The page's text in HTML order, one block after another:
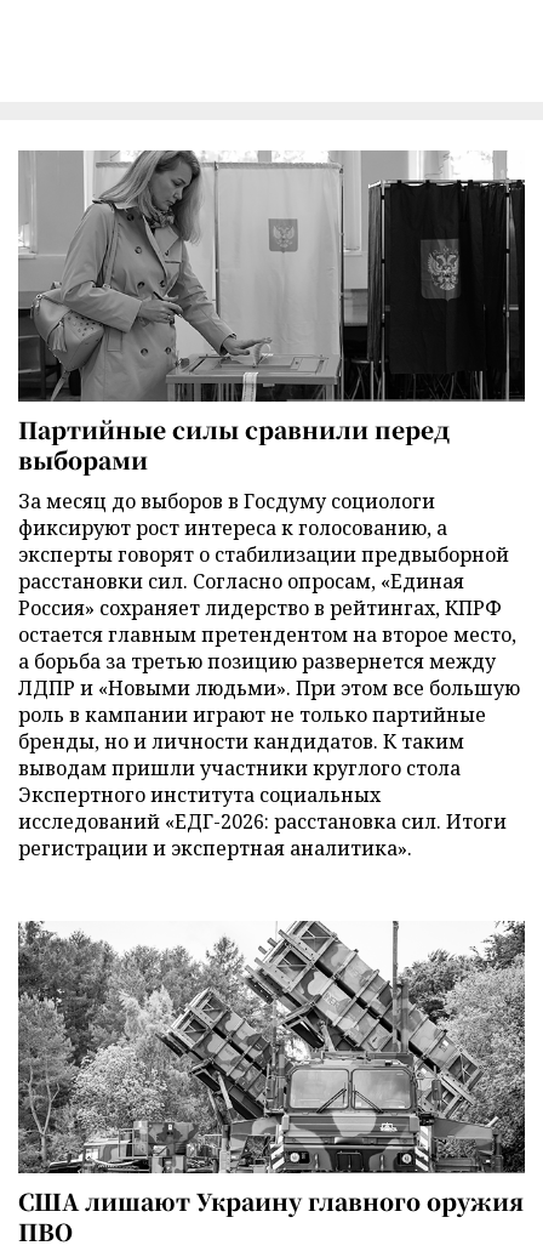
Партийные силы сравнили перед
выборами
За месяц до выборов в Госдуму социологи
фиксируют рост интереса к голосованию, а
эксперты говорят о стабилизации предвыборной
расстановки сил. Согласно опросам, «Единая
Россия» сохраняет лидерство в рейтингах, КПРФ
остается главным претендентом на второе место,
а борьба за третью позицию развернется между
ЛДПР и «Новыми людьми». При этом все большую
роль в кампании играют не только партийные
бренды, но и личности кандидатов. К таким
выводам пришли участники круглого стола
Экспертного института социальных
исследований «ЕДГ-2026: расстановка сил. Итоги
регистрации и экспертная аналитика».
США лишают Украину главного оружия
ПВО